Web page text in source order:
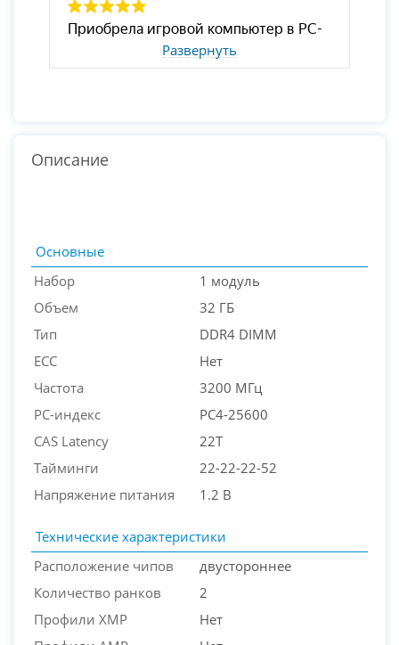
Развернуть
Описание
Основные
Набор
1 модуль
Объем
32 ГБ
Тип
DDR4 DIMM
ECC
Нет
Частота
3200 МГц
PC-индекс
PC4-25600
CAS Latency
22T
Тайминги
22-22-22-52
Напряжение питания
1.2 В
Технические характеристики
Расположение чипов
двустороннее
Количество ранков
2
Профили XMP
Нет